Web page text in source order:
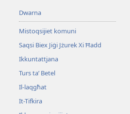
Dwarna
Mistoqsijiet komuni
Saqsi Biex Jiġi Jżurek Xi Ħadd
Ikkuntattjana
Turs taʼ Betel
Il-laqgħat
It-Tifkira